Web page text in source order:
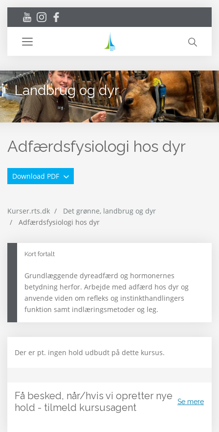
Toggle
Landbrug og dyr
Adfærdsfysiologi hos dyr
Download PDF
Kurser.rts.dk
Det grønne, landbrug og dyr
Adfærdsfysiologi hos dyr
Kort fortalt
Grundlæggende dyreadfærd og hormonernes
betydning herfor. Arbejde med adfærd hos dyr og
anvende viden om refleks og instinkthandlingers
funktion samt indlæringsmetoder og leg.
Der er pt. ingen hold udbudt på dette kursus.
Få besked, når/hvis vi opretter nye
hold - tilmeld kursusagent
Se mere